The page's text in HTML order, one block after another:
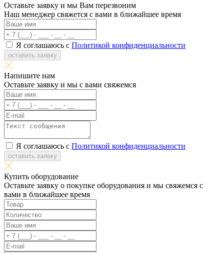
Оставьте заявку и мы Вам перезвоним
Наш менеджер свяжется с вами в ближайшее время
Я соглашаюсь с Политикой конфиденциальности
оставить заявку
Напишите нам
Оставьте заявку и мы с вами свяжемся
Я соглашаюсь с Политикой конфиденциальности
оставить заявку
Купить оборудование
Оставьте заявку о покупке оборудования и мы свяжемся с
вами в ближайшее время